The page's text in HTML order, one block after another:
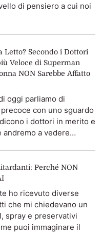
di pensiero a cui noi
Letto? Secondo i Dottori
Veloce di Superman
NON Sarebbe Affatto
oggi parliamo di
con uno sguardo
i dottori in merito e
andremo a vedere…
Perché NON
ho ricevuto diverse
che mi chiedevano un
spray e preservativi
puoi immaginare il